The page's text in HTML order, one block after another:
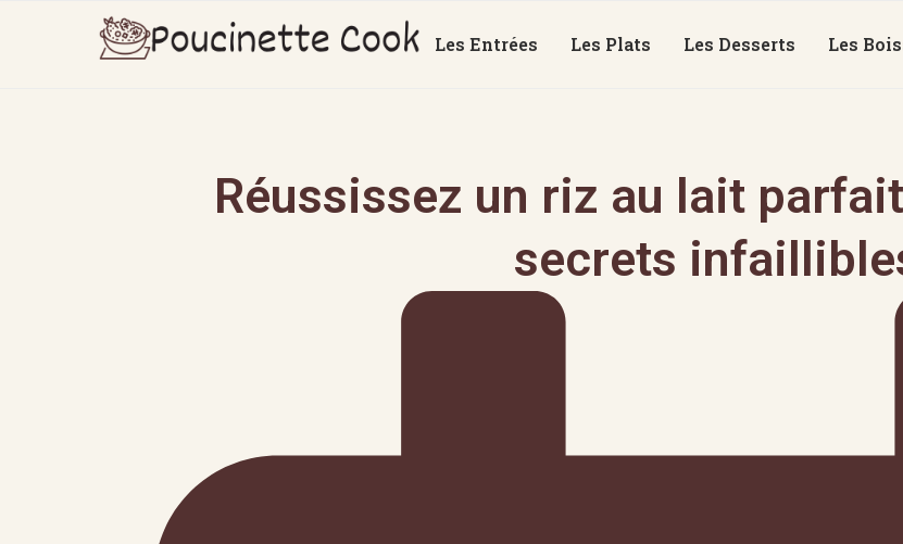
Les Entrées Les Plats Les Desserts Les
Réussissez un riz au lait
secrets